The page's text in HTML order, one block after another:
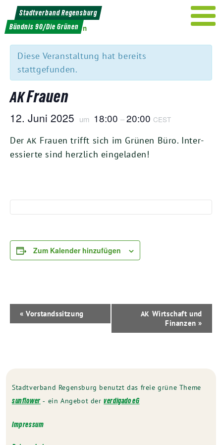
Weiter
zum
Inhalt
Stadtverband Regensburg
Bündnis 90/Die Grünen
« Alle Veranstaltungen
Diese Veranstaltung hat bereits
stattgefunden.
AKFrauen
12. Juni 2025 um 18:00 –20:00 CEST
DerAK Frau­en trifft sich im Grü­nen Büro. Inter­
es­sier­te sind herz­lich eingeladen!
Zum Kalender hinzufügen
Veranstaltung-
Navigation
« Vorstandssitzung AK Wirtschaft und
Finanzen»
Stadtverband Regensburg benutzt das freie grüne Theme
sunflower‐ ein Angebot derverdigado eG
Impressum